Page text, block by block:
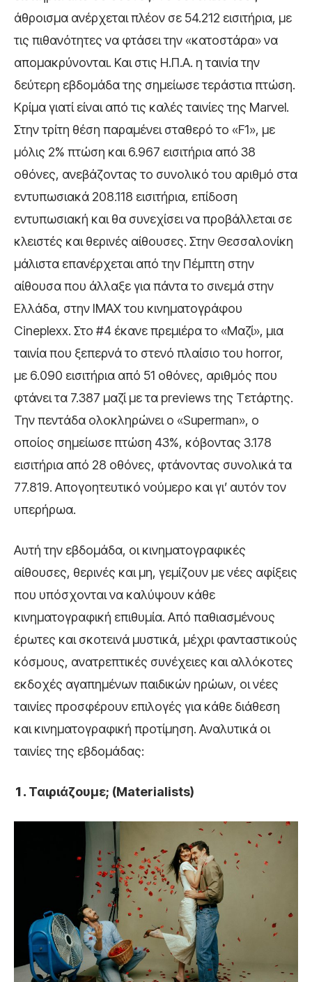
άθροισμα ανέρχεται πλέον σε 54.212 εισιτήρια, με
τις πιθανότητες να φτάσει την «κατοστάρα» να
απομακρύνονται. Και στις Η.Π.Α. η ταινία την
δεύτερη εβδομάδα της σημείωσε τεράστια πτώση.
Κρίμα γιατί είναι από τις καλές ταινίες της Marvel.
Στην τρίτη θέση παραμένει σταθερό το «F1», με
μόλις 2% πτώση και 6.967 εισιτήρια από 38
οθόνες, ανεβάζοντας το συνολικό του αριθμό στα
εντυπωσιακά 208.118 εισιτήρια, επίδοση
εντυπωσιακή και θα συνεχίσει να προβάλλεται σε
κλειστές και θερινές αίθουσες. Στην Θεσσαλονίκη
μάλιστα επανέρχεται από την Πέμπτη στην
αίθουσα που άλλαξε για πάντα το σινεμά στην
Ελλάδα, στην IMAX του κινηματογράφου
Cineplexx. Στο #4 έκανε πρεμιέρα το «Μαζί», μια
ταινία που ξεπερνά το στενό πλαίσιο του horror,
με 6.090 εισιτήρια από 51 οθόνες, αριθμός που
φτάνει τα 7.387 μαζί με τα previews της Τετάρτης.
Την πεντάδα ολοκληρώνει ο «Superman», ο
οποίος σημείωσε πτώση 43%, κόβοντας 3.178
εισιτήρια από 28 οθόνες, φτάνοντας συνολικά τα
77.819. Απογοητευτικό νούμερο και γι’ αυτόν τον
υπερήρωα.
Αυτή την εβδομάδα, οι κινηματογραφικές
αίθουσες, θερινές και μη, γεμίζουν με νέες αφίξεις
που υπόσχονται να καλύψουν κάθε
κινηματογραφική επιθυμία. Από παθιασμένους
έρωτες και σκοτεινά μυστικά, μέχρι φανταστικούς
κόσμους, ανατρεπτικές συνέχειες και αλλόκοτες
εκδοχές αγαπημένων παιδικών ηρώων, οι νέες
ταινίες προσφέρουν επιλογές για κάθε διάθεση
και κινηματογραφική προτίμηση. Αναλυτικά οι
ταινίες της εβδομάδας:
Ταιριάζουμε; (Materialists)